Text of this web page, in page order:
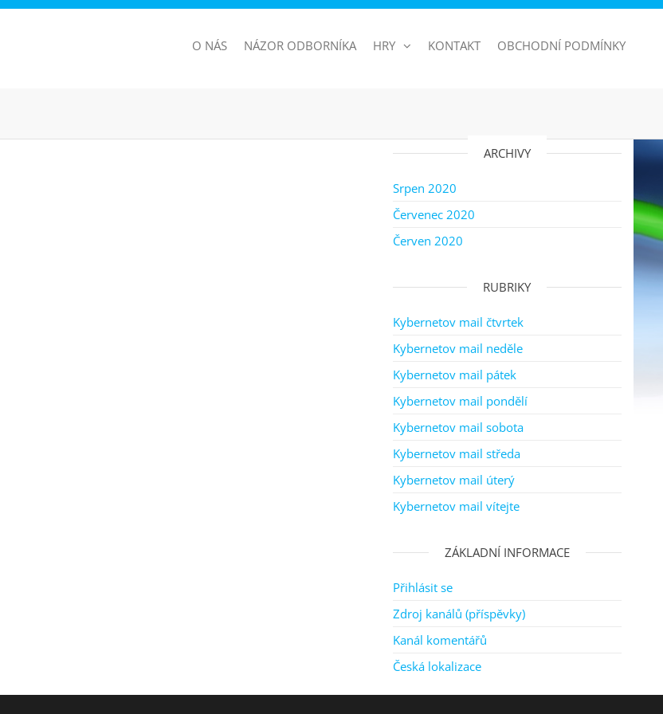
O NÁS NÁZOR ODBORNÍKA HRY KONTAKT OBCHODNÍ PODMÍNKY
ARCHIVY
Srpen 2020
Červenec 2020
Červen 2020
RUBRIKY
Kybernetov mail čtvrtek
Kybernetov mail neděle
Kybernetov mail pátek
Kybernetov mail pondělí
Kybernetov mail sobota
Kybernetov mail středa
Kybernetov mail úterý
Kybernetov mail vítejte
ZÁKLADNÍ INFORMACE
Přihlásit se
Zdroj kanálů (příspěvky)
Kanál komentářů
Česká lokalizace